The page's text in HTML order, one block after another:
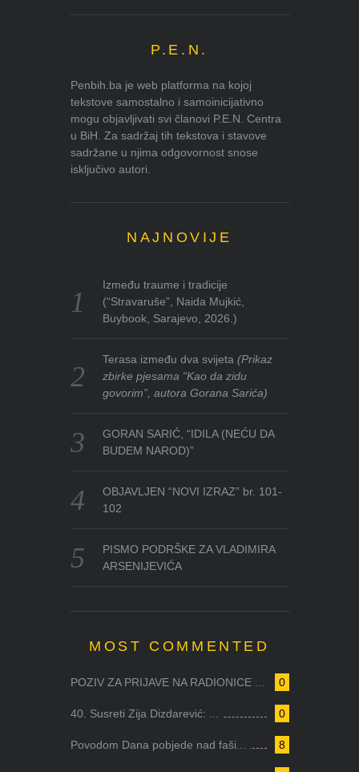
P.E.N.
Penbih.ba je web platforma na kojoj
tekstove samostalno i samoinicijativno
mogu objavljivati svi članovi P.E.N. Centra
u BiH. Za sadržaj tih tekstova i stavove
sadržane u njima odgovornost snose
isključivo autori.
NAJNOVIJE
Između traume i tradicije
(“Stravaruše”, Naida Mujkić,
Buybook, Sarajevo, 2026.)
Terasa između dva svijeta(Prikaz
zbirke pjesama “Kao da zidu
govorim”, autora Gorana Sarića)
GORAN SARIĆ, “IDILA (NEĆU DA
BUDEM NAROD)”
OBJAVLJEN “NOVI IZRAZ” br. 101-
102
PISMO PODRŠKE ZA VLADIMIRA
ARSENIJEVIĆA
MOST COMMENTED
0
POZIV ZA PRIJAVE NA RADIONICE ...
0
40. Susreti Zija Dizdarević: ...
8
Povodom Dana pobjede nad faši...